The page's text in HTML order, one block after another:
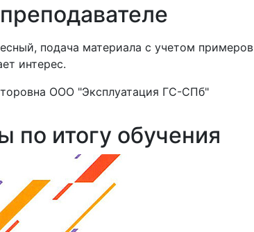
подача материала с учетом примеров
интерес.
ООО "Эксплуатация ГС-СПб"
по итогу обучения